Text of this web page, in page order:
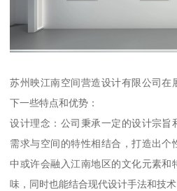
苏州映江南空间营造设计有限公司在
下一些特点和优势：
设计理念：公司秉承一定的设计宗旨
需求与空间的特性相结合，打造出个
中或许会融入江南地区的文化元素和
味，同时也能结合现代设计手法和技